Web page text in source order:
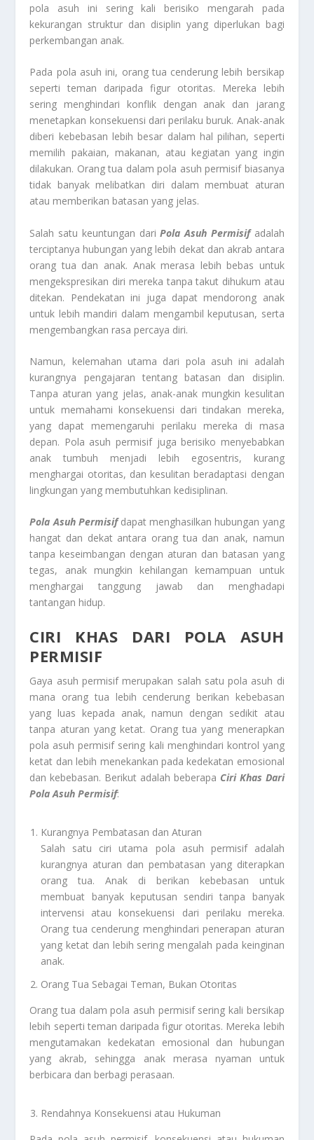
pola asuh ini sering kali berisiko mengarah pada
kekurangan struktur dan disiplin yang diperlukan bagi
perkembangan anak.
Pada pola asuh ini, orang tua cenderung lebih bersikap
seperti teman daripada figur otoritas. Mereka lebih
sering menghindari konflik dengan anak dan jarang
menetapkan konsekuensi dari perilaku buruk. Anak-anak
diberi kebebasan lebih besar dalam hal pilihan, seperti
memilih pakaian, makanan, atau kegiatan yang ingin
dilakukan. Orang tua dalam pola asuh permisif biasanya
tidak banyak melibatkan diri dalam membuat aturan
atau memberikan batasan yang jelas.
Salah satu keuntungan dariPola Asuh Permisifadalah
terciptanya hubungan yang lebih dekat dan akrab antara
orang tua dan anak. Anak merasa lebih bebas untuk
mengekspresikan diri mereka tanpa takut dihukum atau
ditekan. Pendekatan ini juga dapat mendorong anak
untuk lebih mandiri dalam mengambil keputusan, serta
mengembangkan rasa percaya diri.
Namun, kelemahan utama dari pola asuh ini adalah
kurangnya pengajaran tentang batasan dan disiplin.
Tanpa aturan yang jelas, anak-anak mungkin kesulitan
untuk memahami konsekuensi dari tindakan mereka,
yang dapat memengaruhi perilaku mereka di masa
depan. Pola asuh permisif juga berisiko menyebabkan
anak tumbuh menjadi lebih egosentris, kurang
menghargai otoritas, dan kesulitan beradaptasi dengan
lingkungan yang membutuhkan kedisiplinan.
Pola Asuh Permisifdapat menghasilkan hubungan yang
hangat dan dekat antara orang tua dan anak, namun
tanpa keseimbangan dengan aturan dan batasan yang
tegas, anak mungkin kehilangan kemampuan untuk
menghargai tanggung jawab dan menghadapi
tantangan hidup.
CIRI KHAS DARI POLA ASUH
PERMISIF
Gaya asuh permisif merupakan salah satu pola asuh di
mana orang tua lebih cenderung berikan kebebasan
yang luas kepada anak, namun dengan sedikit atau
tanpa aturan yang ketat. Orang tua yang menerapkan
pola asuh permisif sering kali menghindari kontrol yang
ketat dan lebih menekankan pada kedekatan emosional
dan kebebasan. Berikut adalah beberapa Ciri Khas Dari
Pola Asuh Permisif:
Kurangnya Pembatasan dan Aturan
Salah satu ciri utama pola asuh permisif adalah
kurangnya aturan dan pembatasan yang diterapkan
orang tua. Anak di berikan kebebasan untuk
membuat banyak keputusan sendiri tanpa banyak
intervensi atau konsekuensi dari perilaku mereka.
Orang tua cenderung menghindari penerapan aturan
yang ketat dan lebih sering mengalah pada keinginan
anak.
Orang Tua Sebagai Teman, Bukan Otoritas
Orang tua dalam pola asuh permisif sering kali bersikap
lebih seperti teman daripada figur otoritas. Mereka lebih
mengutamakan kedekatan emosional dan hubungan
yang akrab, sehingga anak merasa nyaman untuk
berbicara dan berbagi perasaan.
Rendahnya Konsekuensi atau Hukuman